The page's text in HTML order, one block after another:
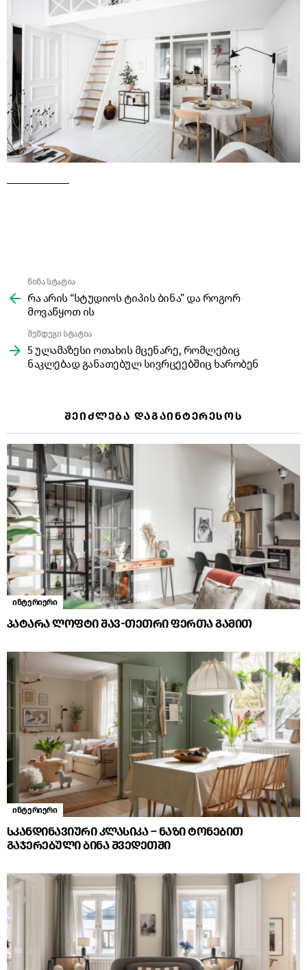
more
წინა სტატია
რა არის “სტუდიოს ტიპის ბინა” და როგორ
მოვაწყოთ ის
შემდეგი სტატია
5 ულამაზესი ოთახის მცენარე, რომლებიც
ნაკლებად განათებულ სივრცეებშიც ხარობენ
ᲨᲔᲘᲫᲚᲔᲑᲐ ᲓᲐᲒᲐᲘᲜᲢᲔᲠᲔᲡᲝᲡ
ინტერიერი
პატარა ლოფტი შავ-თეთრი ფერთა გამით
ინტერიერი
სკანდინავიური კლასიკა – ნაზი ტონებით
გაჯერებული ბინა შვედეთში